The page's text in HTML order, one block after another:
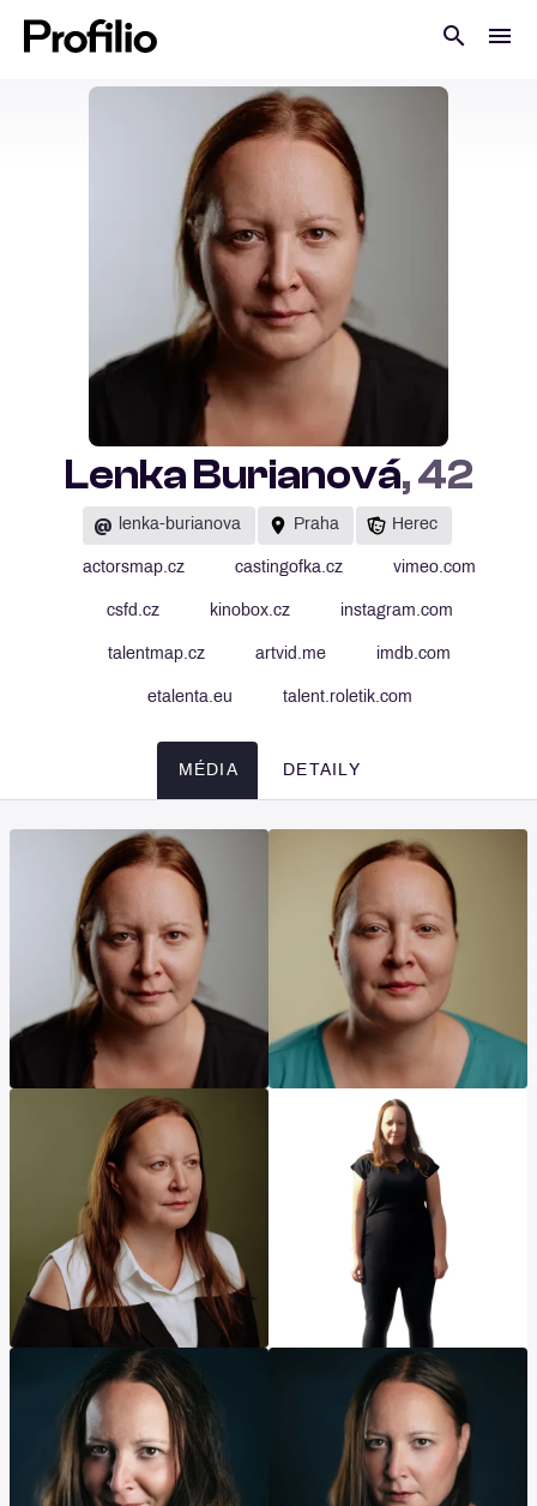
Lenka Burianová, 42
@ lenka-burianova Praha Herec
actorsmap.cz castingofka.cz vimeo.com
csfd.cz kinobox.cz instagram.com
talentmap.cz artvid.me imdb.com
etalenta.eu talent.roletik.com
MÉDIA DETAILY